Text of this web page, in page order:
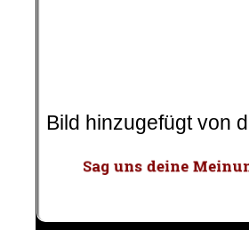
Bild hinzugefügt von